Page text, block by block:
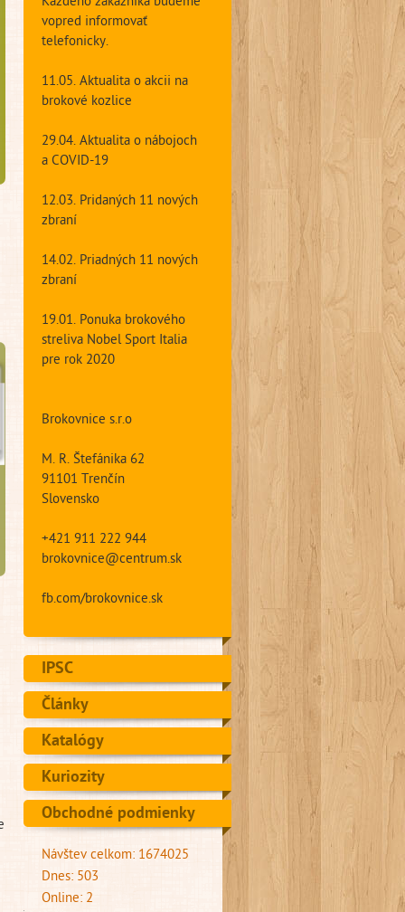
vopred informovať
telefonicky.
11.05. Aktualita o akcii na
brokové kozlice
29.04. Aktualita o nábojoch
a COVID-19
12.03. Pridaných 11 nových
zbraní
14.02. Priadných 11 nových
zbraní
19.01. Ponuka brokového
streliva Nobel Sport Italia
pre rok 2020
Brokovnice s.r.o
M. R. Štefánika 62
91101 Trenčín
Slovensko
+421 911 222 944
brokovnice@centrum.sk
fb.com/brokovnice.sk
IPSC
Články
Katalógy
Kuriozity
Obchodné podmienky
Návštev celkom: 1674025
Dnes: 503
Online: 2